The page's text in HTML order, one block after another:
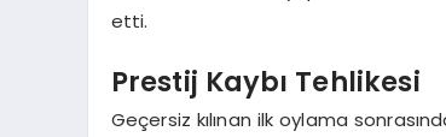
etti.
Prestij Kaybı Tehlikesi
Geçersiz kılınan ilk oylama